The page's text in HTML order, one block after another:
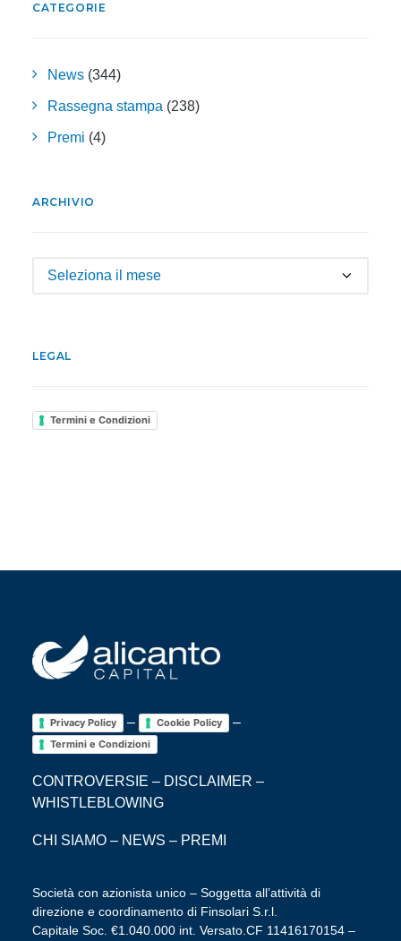
CATEGORIE
News (344)
Rassegna stampa (238)
Premi (4)
ARCHIVIO
Archivio
LEGAL
Termini e Condizioni
Privacy Policy – Cookie Policy –
Termini e Condizioni
CONTROVERSIE – DISCLAIMER –
WHISTLEBLOWING
CHI SIAMO – NEWS – PREMI
Società con azionista unico – Soggetta all’attività di
direzione e coordinamento di Finsolari S.r.l.
Capitale Soc. €1.040.000 int. Versato.CF 11416170154 –